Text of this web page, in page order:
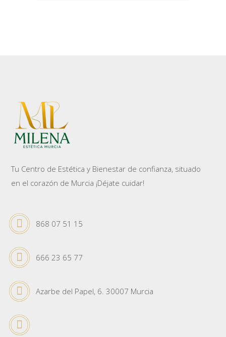
Tu Centro de Estética y Bienestar de confianza, situado
en el corazón de Murcia ¡Déjate cuidar!
868 07 51 15
666 23 65 77
Azarbe del Papel, 6. 30007 Murcia